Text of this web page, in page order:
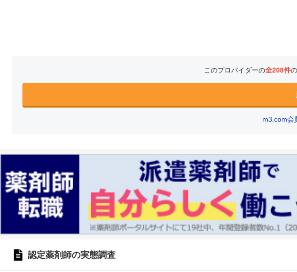
このプロバイダーの全208件
m3.com会
認定薬剤師の実態調査